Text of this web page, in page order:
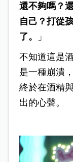
還不夠嗎？
自己？打從
了。
」
不知道這是
是一種崩潰
終於在酒精
出的心聲。